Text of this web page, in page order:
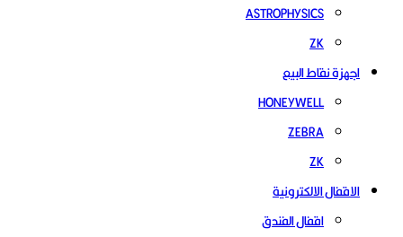
ASTROPHYSICS
ZK
اجهزة نقاط البيع
HONEYWELL
ZEBRA
ZK
الاقفال الالكترونية
اقفال الفندق